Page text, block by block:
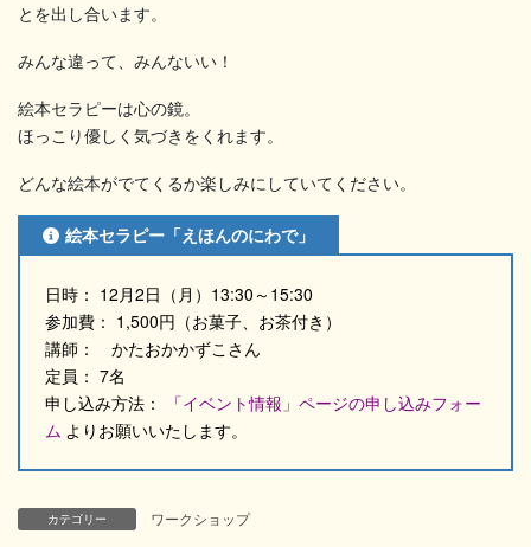
とを出し合います。
みんな違って、みんないい！
絵本セラピーは心の鏡。
ほっこり優しく気づきをくれます。
どんな絵本がでてくるか楽しみにしていてください。
絵本セラピー「えほんのにわで」
日時： 12月2日（月）13:30～15:30
参加費： 1,500円（お菓子、お茶付き）
講師： かたおかかずこさん
定員： 7名
申し込み方法：
「イベント情報」ページの申し込みフォー
ム よりお願いいたします。
カテゴリー ワークショップ